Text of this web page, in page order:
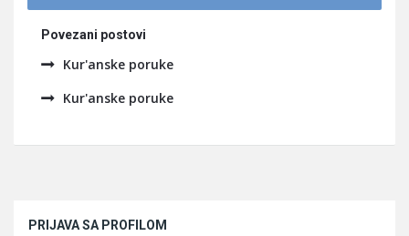
Povezani postovi
Kur'anske poruke
Kur'anske poruke
PRIJAVA SA PROFILOM